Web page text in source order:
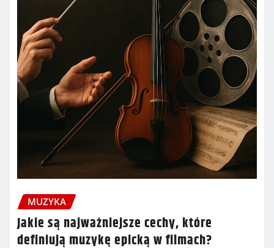
MUZYKA
Jakie są najważniejsze cechy, które
definiują muzykę epicką w filmach?